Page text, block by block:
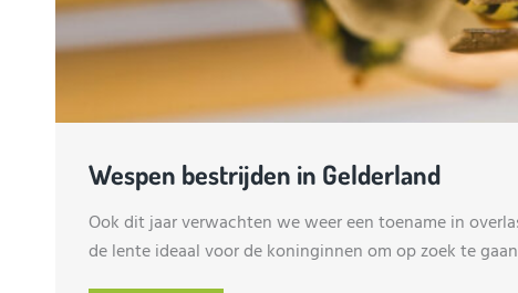
Wespen bestrijden in Gelderland
Ook dit jaar verwachten we weer een toename in
de lente ideaal voor de koninginnen om op zoek te